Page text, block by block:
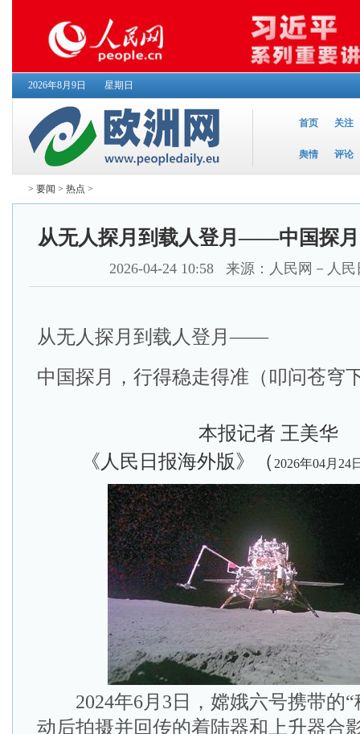
2026年8月9日 星期日
首页 关注
舆情 评论
> 要闻 > 热点 >
从无人探月到载人登月——中国探
2026-04-24 10:58 来源：人民网－人民
从无人探月到载人登月——
中国探月，行得稳走得准（叩问苍穹
本报记者 王美华
《人民日报海外版》（ 2026年04月24
2024年6月3日，嫦娥六号携带的“
动后拍摄并回传的着陆器和上升器合